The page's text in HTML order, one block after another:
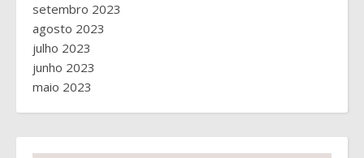
setembro 2023
agosto 2023
julho 2023
junho 2023
maio 2023